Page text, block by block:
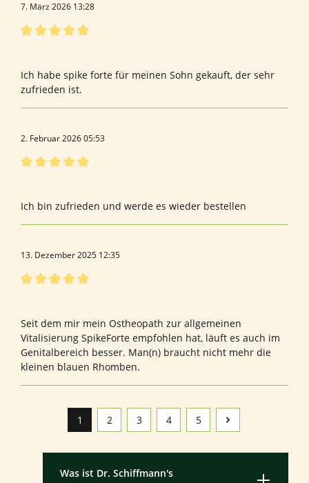
7. März 2026 13:28
Ich habe spike forte für meinen Sohn gekauft, der sehr
zufrieden ist.
2. Februar 2026 05:53
Ich bin zufrieden und werde es wieder bestellen
13. Dezember 2025 12:35
Seit dem mir mein Ostheopath zur allgemeinen
Vitalisierung SpikeForte empfohlen hat, läuft es auch im
Genitalbereich besser. Man(n) braucht nicht mehr die
kleinen blauen Rhomben.
Seite
1 Seite
2 Seite
3 Seite
4 Seite
5
Was ist Dr. Schiffmann's